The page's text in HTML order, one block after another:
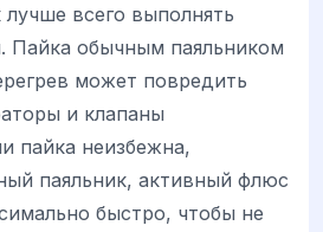
всего выполнять
Пайка обычным паяльником
может повредить
и клапаны
пайка неизбежна,
паяльник, активный флюс
быстро, чтобы не